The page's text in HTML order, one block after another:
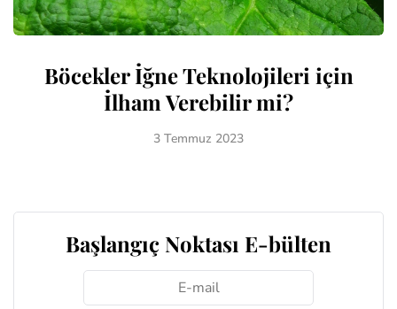
Böcekler İğne Teknolojileri için
İlham Verebilir mi?
3 Temmuz 2023
Başlangıç Noktası E-bülten